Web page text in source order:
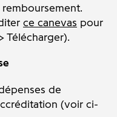
ce canevas pour
Télécharger).
de
(voir ci-